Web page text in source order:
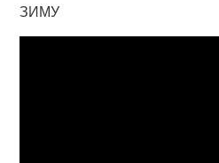
ЗИМУ